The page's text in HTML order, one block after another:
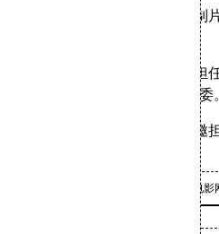
2011年：香港导演杜琪峰和制
2013年：台湾导演李安获邀担
子怡担任“一种关注”单元的评委
2014年：大陆导演贾樟柯获邀
1905电影